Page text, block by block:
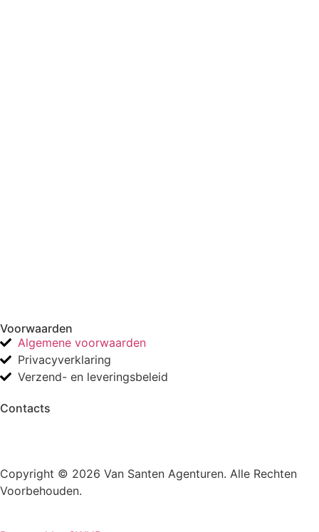
Voorwaarden
Algemene voorwaarden
Privacyverklaring
Verzend- en leveringsbeleid
Contacts
Copyright © 2026 Van Santen Agenturen. Alle Rechten
Voorbehouden.